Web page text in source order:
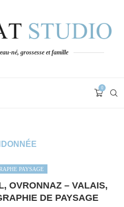
né, grossesse et famille
0
PAYSAGE
OVRONNAZ – VALAIS,
DE PAYSAGE